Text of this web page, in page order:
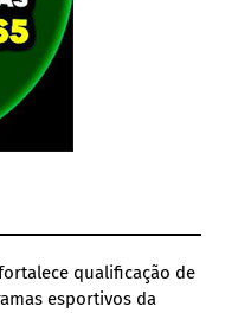
qualificação de
esportivos da